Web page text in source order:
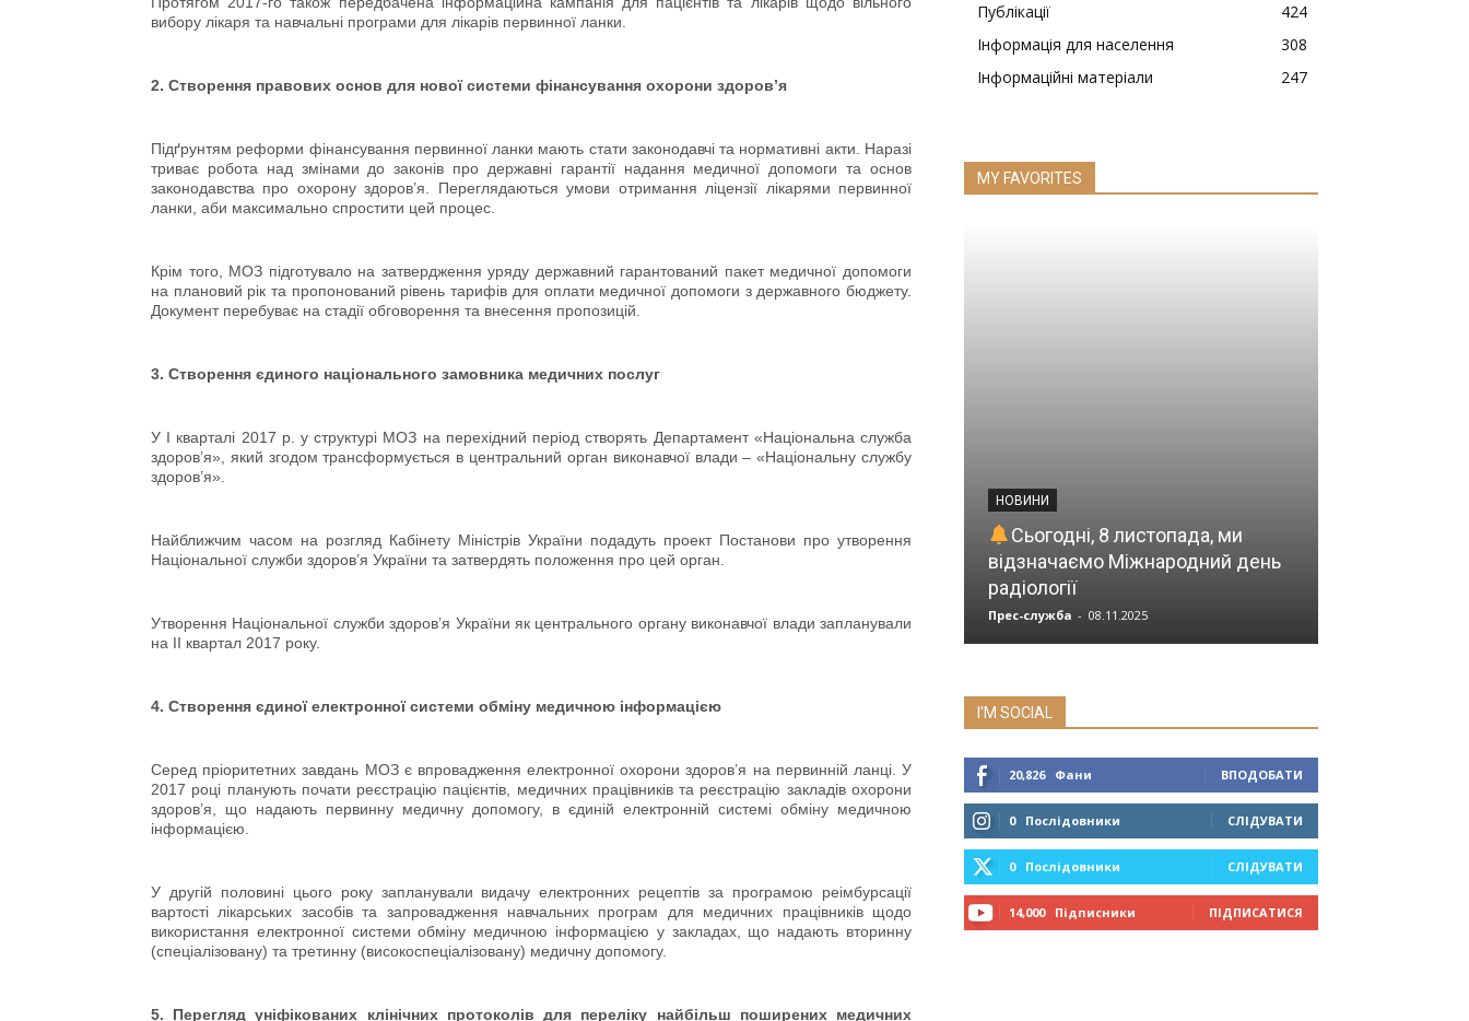
вибору лікаря та навчальні програми для лікарів первинної ланки.
2. Створення правових основ для нової системи фінансування охорони здоров’я
Підґрунтям реформи фінансування первинної ланки мають стати законодавчі та нормативні акти. Наразі
триває робота над змінами до законів про державні гарантії надання медичної допомоги та основ
законодавства про охорону здоров’я. Переглядаються умови отримання ліцензії лікарями первинної
ланки, аби максимально спростити цей процес.
Крім того, МОЗ підготувало на затвердження уряду державний гарантований пакет медичної допомоги
на плановий рік та пропонований рівень тарифів для оплати медичної допомоги з державного бюджету.
Документ перебуває на стадії обговорення та внесення пропозицій.
3. Створення єдиного національного замовника медичних послуг
У І кварталі 2017 р. у структурі МОЗ на перехідний період створять Департамент «Національна служба
здоров’я», який згодом трансформується в центральний орган виконавчої влади – «Національну службу
здоров’я».
Найближчим часом на розгляд Кабінету Міністрів України подадуть проект Постанови про утворення
Національної служби здоров’я України та затвердять положення про цей орган.
Утворення Національної служби здоров’я України як центрального органу виконавчої влади запланували
на ІІ квартал 2017 року.
4. Створення єдиної електронної системи обміну медичною інформацією
Серед пріоритетних завдань МОЗ є впровадження електронної охорони здоров’я на первинній ланці. У
2017 році планують почати реєстрацію пацієнтів, медичних працівників та реєстрацію закладів охорони
здоров’я, що надають первинну медичну допомогу, в єдиній електронній системі обміну медичною
інформацією.
У другій половині цього року запланували видачу електронних рецептів за програмою реімбурсації
вартості лікарських засобів та запровадження навчальних програм для медичних працівників щодо
використання електронної системи обміну медичною інформацією у закладах, що надають вторинну
(спеціалізовану) та третинну (високоспеціалізовану) медичну допомогу.
5. Перегляд уніфікованих клінічних протоколів для переліку найбільш поширених медичних
Публікації
424
Інформація для населення
308
Інформаційні матеріали
247
MY FAVORITES
НОВИНИ
Сьогодні, 8 листопада, ми
відзначаємо Міжнародний день
радіології
Прес-служба - 08.11.2025
I'M SOCIAL
20,826 Фани ВПОДОБАТИ
0 Послідовники СЛІДУВАТИ
0 Послідовники СЛІДУВАТИ
14,000 Підписники ПІДПИСАТИСЯ